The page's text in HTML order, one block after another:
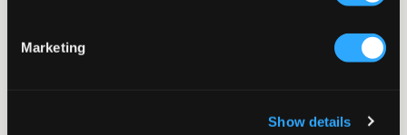
Marketing
Show details
Ribkanter ved ærmeafslutninger og nederste kant